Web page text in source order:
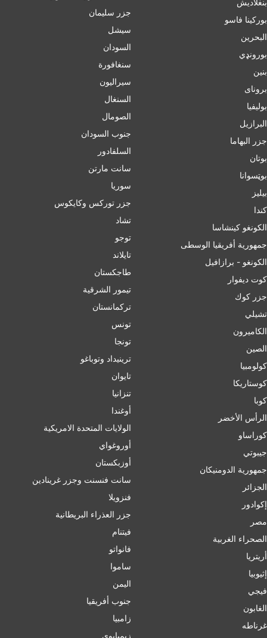
بنغلاديش
بورکینا فاسو
البحرين
بورونډي
بنين
برونای
بوليفيا
البرازيل
جزر البهاما
بوتان
بوټسوانا
بيليز
ﻛﻨﺪا
الكونغو كينشاسا
جمهورية أفريقيا الوسطى
الكونغو - برازافيل
كوت ديفوار
جزر كوك
تشيلي
الكاميرون
الصين
کولومبیا
كوستاريكا
كوبا
الرأس الأخضر
كوراساو
جيبوتي
جمهورية الدومنيكان
الجزائر
إكوادور
مصر
الصحراء الغربية
أريتريا
إثيوبيا
فيجي
الغابون
غرناطه
جزر سليمان
سيشل
السودان
سنغافورة
سيراليون
السنغال
الصومال
جنوب السودان
السلفادور
سانت مارتن
سوريا
جزر توركس وكايكوس
تشاد
توجو
تايلاند
طاجكستان
تيمور الشرقية
تركمانستان
تونس
تونجا
ترينيداد وتوباغو
تايوان
تنزانيا
أوغندا
الولايات المتحدة الامريكية
أوروغواي
أوزبكستان
سانت فنسنت وجزر غرينادين
فنزويلا
جزر العذراء البريطانية
فيتنام
فانواتو
ساموا
اليمن
جنوب أفريقيا
زامبيا
زيمبابوي